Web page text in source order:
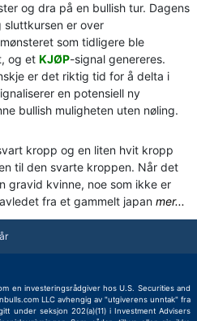
og dra på en bullish tur. Dagens
sluttkursen er over
som tidligere ble
og et KJØP-signal genereres.
er det riktig tid for å delta i
en potensiell ny
bullish muligheten uten nøling.
kropp og en liten hvit kropp
til den svarte kroppen. Når det
gravid kvinne, noe som ikke er
fra et gammelt japan mer...
en investeringsrådgiver hos U.S. Securities and
LLC avhengig av "utgiverens unntak" fra
under seksjon 202(a)(11) i Investment Advisers